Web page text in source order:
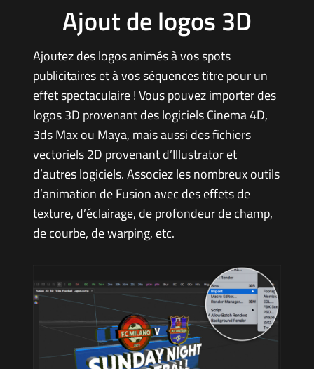
Ajout de logos 3D
Ajoutez des logos animés à vos spots
publicitaires et à vos séquences titre pour un
effet spectaculaire ! Vous pouvez importer des
logos 3D provenant des logiciels Cinema 4D,
3ds Max ou Maya, mais aussi des fichiers
vectoriels 2D provenant d’Illustrator et
d’autres logiciels. Associez les nombreux outils
d’animation de Fusion avec des effets de
texture, d’éclairage, de profondeur de champ,
de courbe, de warping, etc.